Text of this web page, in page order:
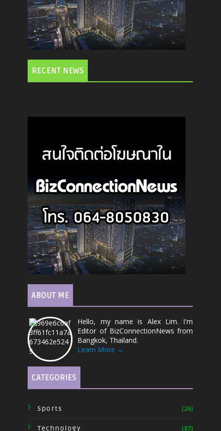
RECENT NEWS
ABOUT ME
Hello, my name is Alex Lim. I'm
Editor of BizConnectionNews from
Bangkok, Thailand.
Learn More →
CATEGORIES
Sports (26)
Technology (87)